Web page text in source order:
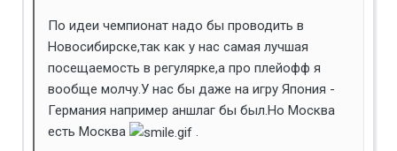
По идеи чемпионат надо бы проводить в
Новосибирске,так как у нас самая лучшая
посещаемость в регулярке,а про плейофф я
вообще молчу.У нас бы даже на игру Япония -
Германия например аншлаг бы был.Но Москва
есть Москва
.